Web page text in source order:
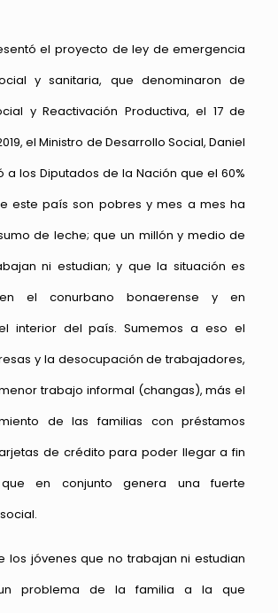
el proyecto de ley de emergencia
y sanitaria, que denominaron de
y Reactivación Productiva, el 17 de
el Ministro de Desarrollo Social, Daniel
a los Diputados de la Nación que el 60%
este país son pobres y mes a mes ha
de leche; que un millón y medio de
ni estudian; y que la situación es
el conurbano bonaerense y en
interior del país. Sumemos a eso el
y la desocupación de trabajadores,
trabajo informal (changas), más el
de las familias con préstamos
de crédito para poder llegar a fin
en conjunto genera una fuerte
los jóvenes que no trabajan ni estudian
problema de la familia a la que